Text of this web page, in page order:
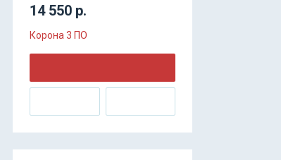
14 550 р.
Корона 3 ПО